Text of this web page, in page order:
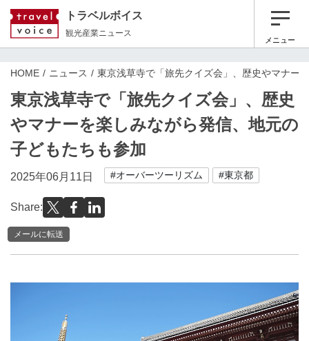
トラベルボイス
観光産業ニュース
メニュー
HOME ニュース 東京浅草寺で「旅先クイズ会」、歴史やマナー
東京浅草寺で「旅先クイズ会」、歴史
やマナーを楽しみながら発信、地元の
子どもたちも参加
2025年06月11日 #オーバーツーリズム #東京都
Share:
メールに転送